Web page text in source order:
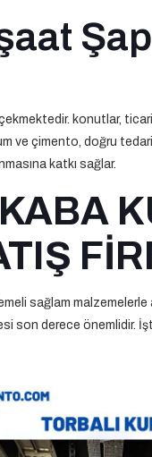
konutlar,
ve çimento, doğru
katkı sağlar.
sağlam malzemelerle
son derece önemlidir.